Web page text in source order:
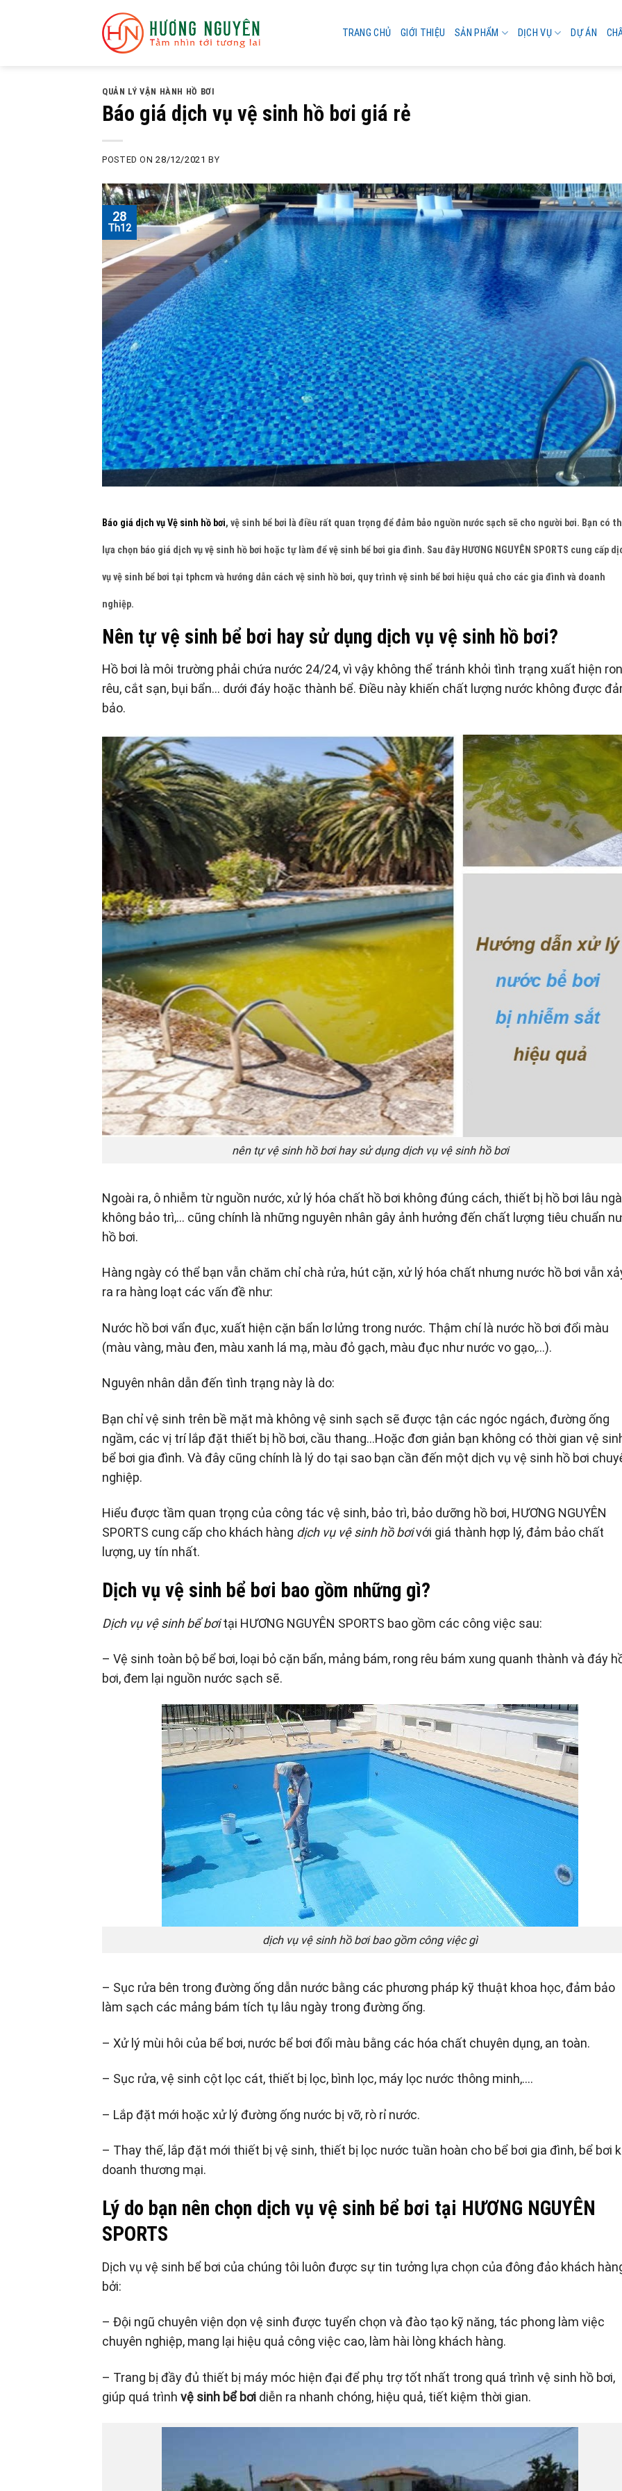
TRANG CHỦ GIỚI THIỆU SẢN PHẨM DỊCH VỤ DỰ ÁN
QUẢN LÝ VẬN HÀNH HỒ BƠI
Báo giá dịch vụ vệ sinh hồ bơi giá rẻ
POSTED ON28/12/2021 BY
28
Th12
Báo giá dịch vụ Vệ sinh hồ bơi, vệ sinh bể bơi là điều rất quan trọng để đảm bảo nguồn nước sạch sẽ cho người bơi. Bạn có
lựa chọn báo giá dịch vụ vệ sinh hồ bơi hoặc tự làm để vệ sinh bể bơi gia đình. Sau đây HƯƠNG NGUYÊN SPORTS cung cấp
vụ vệ sinh bể bơi tại tphcm và hướng dẫn cách vệ sinh hồ bơi, quy trình vệ sinh bể bơi hiệu quả cho các gia đình và doanh
nghiệp.
Nên tự vệ sinh bể bơi hay sử dụng dịch vụ vệ sinh hồ bơi?
Hồ bơi là môi trường phải chứa nước 24/24, vì vậy không thể tránh khỏi tình trạng xuất hiện
rêu, cắt sạn, bụi bẩn… dưới đáy hoặc thành bể. Điều này khiến chất lượng nước không được
bảo.
nên tự vệ sinh hồ bơi hay sử dụng dịch vụ vệ sinh hồ bơi
Ngoài ra, ô nhiễm từ nguồn nước, xử lý hóa chất hồ bơi không đúng cách, thiết bị hồ bơi lâu
không bảo trì,… cũng chính là những nguyên nhân gây ảnh hưởng đến chất lượng tiêu chuẩn
hồ bơi.
Hàng ngày có thể bạn vẫn chăm chỉ chà rửa, hút cặn, xử lý hóa chất nhưng nước hồ bơi vẫn
ra ra hàng loạt các vấn đề như:
Nước hồ bơi vẩn đục, xuất hiện cặn bẩn lơ lửng trong nước. Thậm chí là nước hồ bơi đổi màu
(màu vàng, màu đen, màu xanh lá mạ, màu đỏ gạch, màu đục như nước vo gạo,…).
Nguyên nhân dẫn đến tình trạng này là do:
Bạn chỉ vệ sinh trên bề mặt mà không vệ sinh sạch sẽ được tận các ngóc ngách, đường ống
ngầm, các vị trí lắp đặt thiết bị hồ bơi, cầu thang…Hoặc đơn giản bạn không có thời gian vệ
bể bơi gia đình. Và đây cũng chính là lý do tại sao bạn cần đến một dịch vụ vệ sinh hồ bơi
nghiệp.
Hiểu được tầm quan trọng của công tác vệ sinh, bảo trì, bảo dưỡng hồ bơi, HƯƠNG NGUYÊN
SPORTS cung cấp cho khách hàng dịch vụ vệ sinh hồ bơivới giá thành hợp lý, đảm bảo chất
lượng, uy tín nhất.
Dịch vụ vệ sinh bể bơi bao gồm những gì?
Dịch vụ vệ sinh bể bơitại HƯƠNG NGUYÊN SPORTS bao gồm các công việc sau:
– Vệ sinh toàn bộ bể bơi, loại bỏ cặn bẩn, mảng bám, rong rêu bám xung quanh thành và đáy
bơi, đem lại nguồn nước sạch sẽ.
dịch vụ vệ sinh hồ bơi bao gồm công việc gì
– Sục rửa bên trong đường ống dẫn nước bằng các phương pháp kỹ thuật khoa học, đảm bảo
làm sạch các mảng bám tích tụ lâu ngày trong đường ống.
– Xử lý mùi hôi của bể bơi, nước bể bơi đổi màu bằng các hóa chất chuyên dụng, an toàn.
– Sục rửa, vệ sinh cột lọc cát, thiết bị lọc, bình lọc, máy lọc nước thông minh,….
– Lắp đặt mới hoặc xử lý đường ống nước bị vỡ, rò rỉ nước.
– Thay thế, lắp đặt mới thiết bị vệ sinh, thiết bị lọc nước tuần hoàn cho bể bơi gia đình, bể bơi
doanh thương mại.
Lý do bạn nên chọn dịch vụ vệ sinh bể bơi tại HƯƠNG NGUYÊN
SPORTS
Dịch vụ vệ sinh bể bơi của chúng tôi luôn được sự tin tưởng lựa chọn của đông đảo khách
bởi:
– Đội ngũ chuyên viện dọn vệ sinh được tuyển chọn và đào tạo kỹ năng, tác phong làm việc
chuyên nghiệp, mang lại hiệu quả công việc cao, làm hài lòng khách hàng.
– Trang bị đầy đủ thiết bị máy móc hiện đại để phụ trợ tốt nhất trong quá trình vệ sinh hồ bơi,
giúp quá trình vệ sinh bể bơi diễn ra nhanh chóng, hiệu quả, tiết kiệm thời gian.